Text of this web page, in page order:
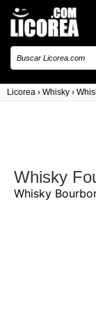
Licorea › Whisky ›
Whisky
Whisky